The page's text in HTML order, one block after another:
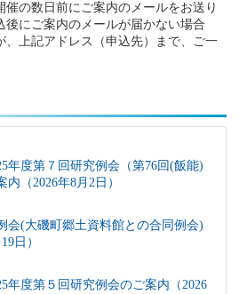
催の数日前にご案内のメールをお送り
後にご案内のメールが届かない場合
、上記アドレス（申込先）まで、ご一
年度第７回研究例会（第76回(飯能)
（2026年8月2日）
会(大磯町郷土資料館との合同例会)
日）
年度第５回研究例会のご案内（2026